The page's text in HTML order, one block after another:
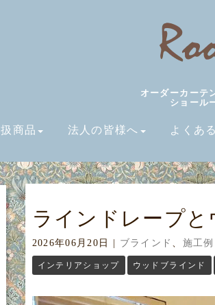
オーダーカーテ
ショール
商品 法人の皆様へ よくあ
ラインドレープ
2026年06月20日 ブラインド 、 施工例
インテリアショップ ウッドブラインド